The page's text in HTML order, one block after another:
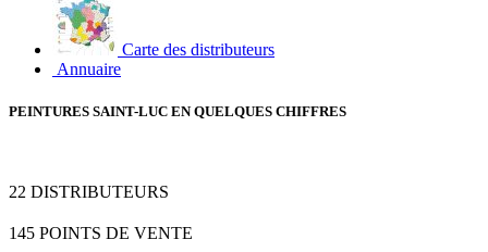
Carte des distributeurs
Annuaire
PEINTURES SAINT-LUC EN QUELQUES CHIFFRES
22 DISTRIBUTEURS
145 POINTS DE VENTE